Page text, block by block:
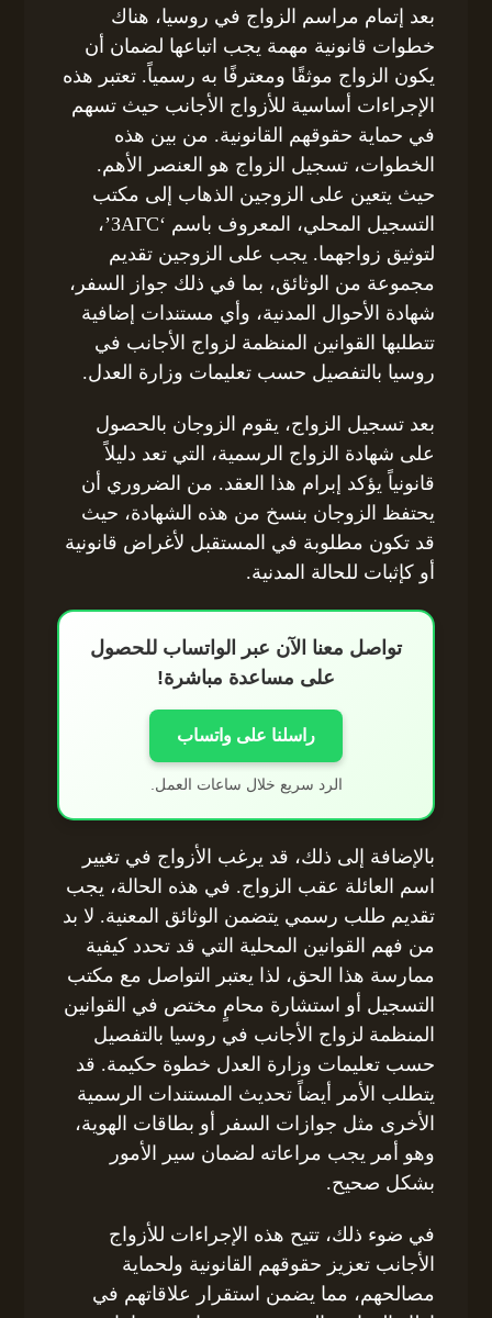
بعد إتمام مراسم الزواج في روسيا، هناك
خطوات قانونية مهمة يجب اتباعها لضمان أن
يكون الزواج موثقًا ومعترفًا به رسمياً. تعتبر هذه
الإجراءات أساسية للأزواج الأجانب حيث تسهم
في حماية حقوقهم القانونية. من بين هذه
الخطوات، تسجيل الزواج هو العنصر الأهم.
حيث يتعين على الزوجين الذهاب إلى مكتب
التسجيل المحلي، المعروف باسم ‘ЗАГС’،
لتوثيق زواجهما. يجب على الزوجين تقديم
مجموعة من الوثائق، بما في ذلك جواز السفر،
شهادة الأحوال المدنية، وأي مستندات إضافية
تتطلبها القوانين المنظمة لزواج الأجانب في
روسيا بالتفصيل حسب تعليمات وزارة العدل.
بعد تسجيل الزواج، يقوم الزوجان بالحصول
على شهادة الزواج الرسمية، التي تعد دليلاً
قانونياً يؤكد إبرام هذا العقد. من الضروري أن
يحتفظ الزوجان بنسخ من هذه الشهادة، حيث
قد تكون مطلوبة في المستقبل لأغراض قانونية
أو كإثبات للحالة المدنية.
تواصل معنا الآن عبر الواتساب للحصول
على مساعدة مباشرة!
راسلنا على واتساب
الرد سريع خلال ساعات العمل.
بالإضافة إلى ذلك، قد يرغب الأزواج في تغيير
اسم العائلة عقب الزواج. في هذه الحالة، يجب
تقديم طلب رسمي يتضمن الوثائق المعنية. لا بد
من فهم القوانين المحلية التي قد تحدد كيفية
ممارسة هذا الحق، لذا يعتبر التواصل مع مكتب
التسجيل أو استشارة محامٍ مختص في القوانين
المنظمة لزواج الأجانب في روسيا بالتفصيل
حسب تعليمات وزارة العدل خطوة حكيمة. قد
يتطلب الأمر أيضاً تحديث المستندات الرسمية
الأخرى مثل جوازات السفر أو بطاقات الهوية،
وهو أمر يجب مراعاته لضمان سير الأمور
بشكل صحيح.
في ضوء ذلك، تتيح هذه الإجراءات للأزواج
الأجانب تعزيز حقوقهم القانونية ولحماية
مصالحهم، مما يضمن استقرار علاقاتهم في